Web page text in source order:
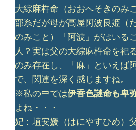
大綜麻杵命（おおへそきのみ
部系だが母が高屋阿波良姫（
のみこと）「阿波」がはいる
人？実は父の大綜麻杵命を祀
のみ存在し、「麻」といえば
で、関連を深く感じますね。
※私の中では伊香色謎命も卑
よね・・・
妃：埴安媛（はにやすひめ）